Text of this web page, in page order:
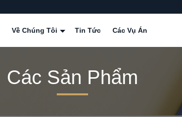
Về Chúng Tôi Tin Tức Các Vụ Án
Các Sản Phẩm